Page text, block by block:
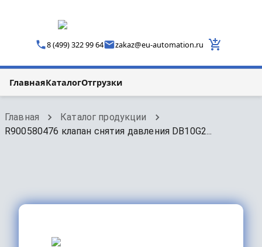
8 (499) 322 99 64 zakaz@eu-automation.ru
ГлавнаяКаталогОтгрузки
Главная
Каталог продукции
R900580476 клапан снятия давления DB10G2...